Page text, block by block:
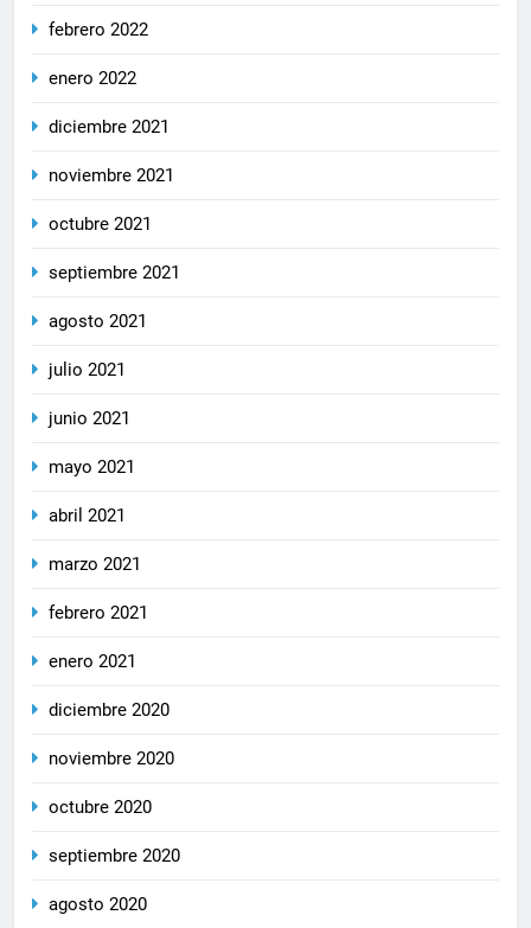
febrero 2022
enero 2022
diciembre 2021
noviembre 2021
octubre 2021
septiembre 2021
agosto 2021
julio 2021
junio 2021
mayo 2021
abril 2021
marzo 2021
febrero 2021
enero 2021
diciembre 2020
noviembre 2020
octubre 2020
septiembre 2020
agosto 2020